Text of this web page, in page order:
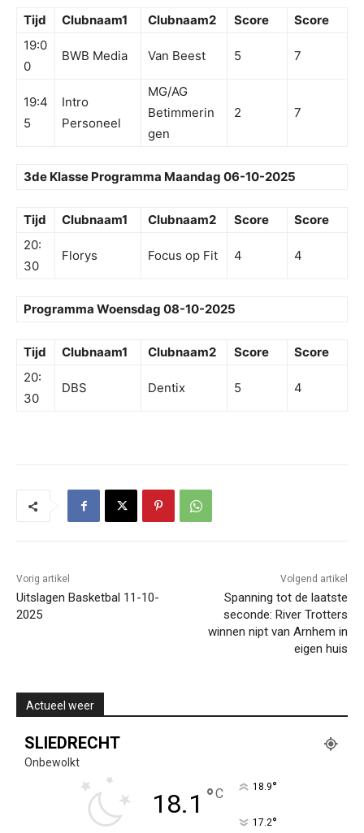
Tijd Clubnaam1 Clubnaam2 Score
Score
19:0
0
BWB Media Van Beest 5 7
19:4
5
Intro
Personeel
MG/AG
Betimmerin
gen
2 7
3de Klasse Programma Maandag 06-10-2025
Tijd Clubnaam1 Clubnaam2 Score
Score
20:
30
Florys Focus op Fit 4 4
Programma Woensdag 08-10-2025
Tijd Clubnaam1 Clubnaam2 Score
Score
20:
30
DBS Dentix 5 4
Vorig artikel
Uitslagen Basketbal 11-10-
2025
Volgend artikel
Spanning tot de laatste
seconde: River Trotters
winnen nipt van Arnhem in
eigen huis
Actueel weer
SLIEDRECHT
Onbewolkt
18.1 °C 18.9°
17.2°